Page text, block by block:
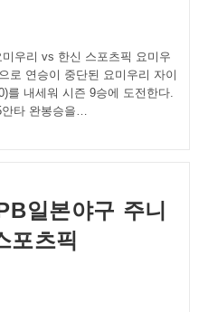
우리 vs 한신 스포츠픽 요미우
로 연승이 중단된 요미우리 자이
를 내세워 시즌 9승에 도전한다.
안타 완봉승을…
일본야구 주니
포츠픽